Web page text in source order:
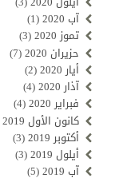
آب 2020
(1)
تموز 2020
(3)
حزيران 2020
(7)
أيار 2020
(2)
آذار 2020
(4)
فبراير 2020
(4)
كانون الأول 2019
أكتوبر 2019
(3)
أيلول 2019
(3)
آب 2019
(5)